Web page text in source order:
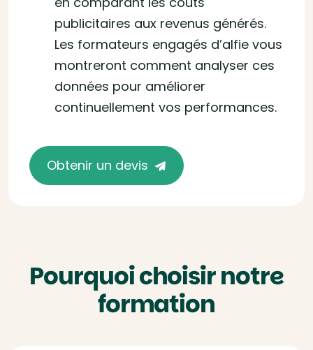
publicitaires aux revenus générés.
Les formateurs engagés d’alfie vous
montreront comment analyser ces
données pour améliorer
continuellement vos performances.
Obtenir un devis
Pourquoi choisir notre
formation